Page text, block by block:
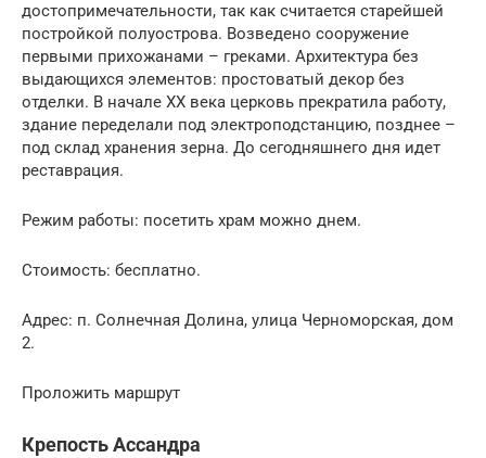
достопримечательности, так как считается старейшей
постройкой полуострова. Возведено сооружение
первыми прихожанами – греками. Архитектура без
выдающихся элементов: простоватый декор без
отделки. В начале XX века церковь прекратила работу,
здание переделали под электроподстанцию, позднее –
под склад хранения зерна. До сегодняшнего дня идет
реставрация.
Режим работы: посетить храм можно днем.
Стоимость: бесплатно.
Адрес: п. Солнечная Долина, улица Черноморская, дом
2.
Проложить маршрут
Крепость Ассандра